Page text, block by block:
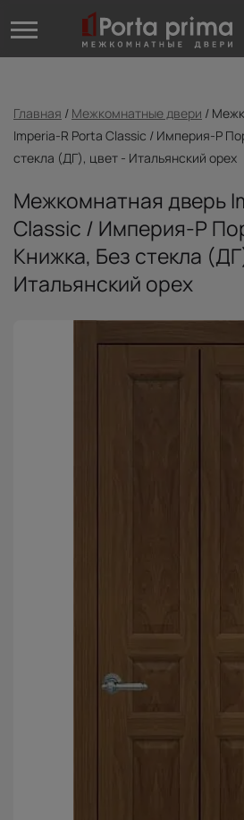
Главная / Межкомнатные двери /
Imperia-R Porta Classic / Империя-Р
стекла (ДГ), цвет - Итальянский орех
Межкомнатная дверь
Classic / Империя-Р
Книжка, Без стекла
Итальянский орех